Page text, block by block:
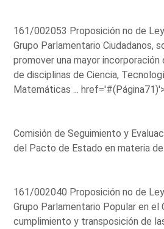
161/002053 Proposición no de
Grupo Parlamentario Ciudadanos,
promover una mayor
de disciplinas de Ciencia,
Matemáticas ...
Comisión de Seguimiento y
del Pacto de Estado en materia
161/002040 Proposición no de
Grupo Parlamentario Popular en el
cumplimiento y transposición de